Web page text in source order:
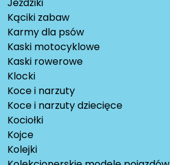
Jeździki
Kąciki zabaw
Karmy dla psów
Kaski motocyklowe
Kaski rowerowe
Klocki
Koce i narzuty
Koce i narzuty dziecięce
Kociołki
Kojce
Kolejki